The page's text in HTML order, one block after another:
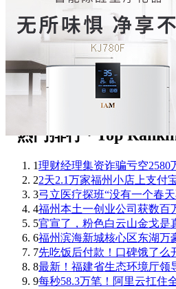
1理财经理集资诈骗亏空2580
22天2.1万家福州小店上支付
3弓立医疗探班“没有一个春
4福州本土一创业公司获数百
5官宣了，粉色白云山金戈是
6福州滨海新城核心区东湖万
7先吃饭后付款！口碑饿了么
8最新！福建省生态环境厅领
9每秒58.3万笔！阿里云扛住